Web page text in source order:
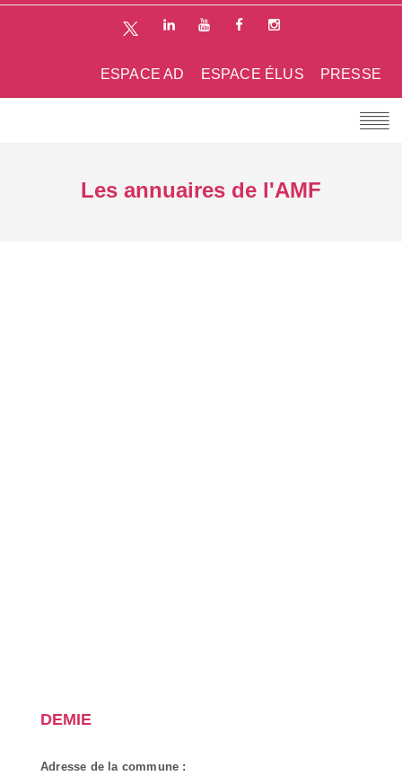
PRESSE
ESPACE ÉLUS
ESPACE AD
Les annuaires de l'AMF
DEMIE
Adresse de la commune :